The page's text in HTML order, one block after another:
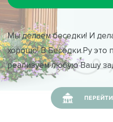
Мы делаем беседки! И
хорошо! В Беседки.Ру это
реализуем любую Вашу